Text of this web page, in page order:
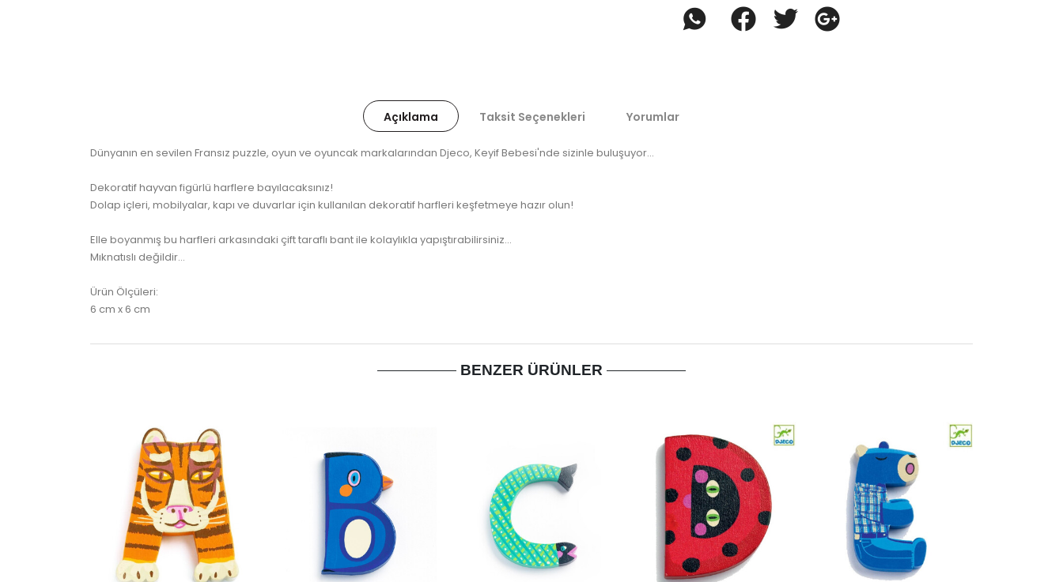
Açıklama Taksit Seçenekleri Yorumlar
Dünyanın en sevilen Fransız puzzle, oyun ve oyuncak markalarından Djeco, Keyif Bebesi'nde sizinle buluşuyor...
Dekoratif hayvan figürlü harflere bayılacaksınız!
Dolap içleri, mobilyalar, kapı ve duvarlar için kullanılan dekoratif harfleri keşfetmeye hazır olun!
Elle boyanmış bu harfleri arkasındaki çift taraflı bant ile kolaylıkla yapıştırabilirsiniz...
Mıknatıslı değildir...
Ürün Ölçüleri:
6 cm x 6 cm
BENZER ÜRÜNLER